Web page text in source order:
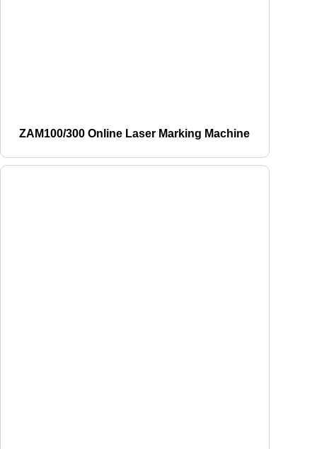
ZAM100/300 Online Laser Marking Machine